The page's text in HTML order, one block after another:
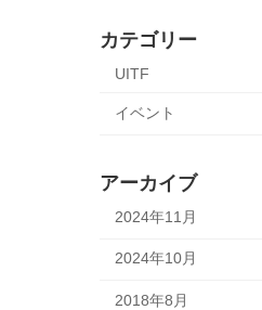
カテゴリー
UITF
イベント
アーカイブ
2024年11月
2024年10月
2018年8月